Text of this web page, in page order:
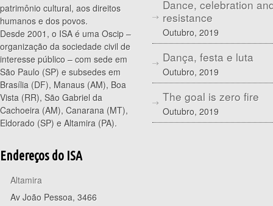
patrimônio cultural, aos direitos
humanos e dos povos.
Desde 2001, o ISA é uma Oscip –
organização da sociedade civil de
interesse público – com sede em
São Paulo (SP) e subsedes em
Brasília (DF), Manaus (AM), Boa
Vista (RR), São Gabriel da
Cachoeira (AM), Canarana (MT),
Eldorado (SP) e Altamira (PA).
Endereços do ISA
Altamira
Av João Pessoa, 3466
Dance, celebration
resistance
Outubro, 2019
Dança, festa e luta
Outubro, 2019
The goal is zero fire
Outubro, 2019